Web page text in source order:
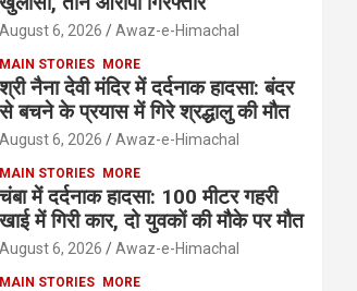
August 6, 2026 Awaz-e-Himachal
MAIN STORIES MORE
श्री नैना देवी मंदिर में दर्दनाक हादसा: बंदर
से बचने के प्रयास में गिरे श्रद्धालु की मौत
August 6, 2026 Awaz-e-Himachal
MAIN STORIES MORE
चंबा में दर्दनाक हादसा: 100 मीटर गहरी
खाई में गिरी कार, दो युवकों की मौके पर मौत
August 6, 2026 Awaz-e-Himachal
MAIN STORIES MORE